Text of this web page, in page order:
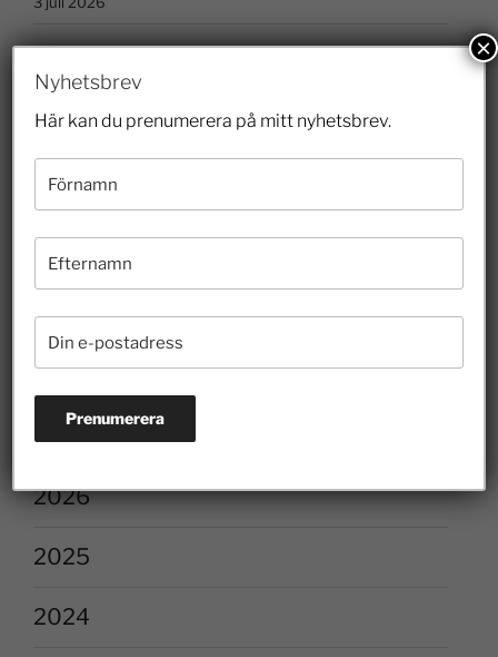
Prenumerera på nyhetsbrevet
2026
2025
2024
Nyhetsbrev
Här kan du prenumerera på mitt nyhetsbrev.
×